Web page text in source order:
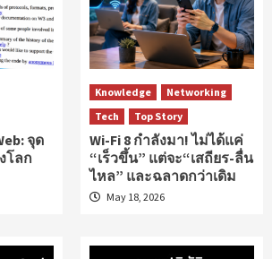
จุด
โลก
Knowledge
Networking
Tech
Top Story
Wi-Fi 8 กำลังมา! ไม่ได้แค่
“เร็วขึ้น” แต่จะ“เสถียร-ลื่น
ไหล” และฉลาดกว่าเดิม
May 18, 2026